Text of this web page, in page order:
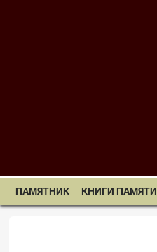
ПАМЯТНИК КНИГИ ПАМЯТИ